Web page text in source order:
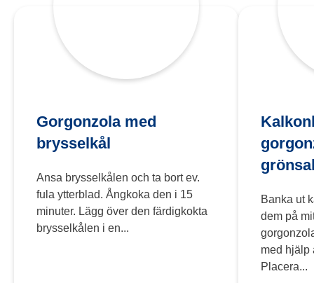
Gorgonzola med
brysselkål
Ansa brysselkålen och ta bort ev.
fula ytterblad. Ångkoka den i 15
minuter. Lägg över den färdigkokta
brysselkålen i en...
Banka ut
dem på
med hjälp
Placera...